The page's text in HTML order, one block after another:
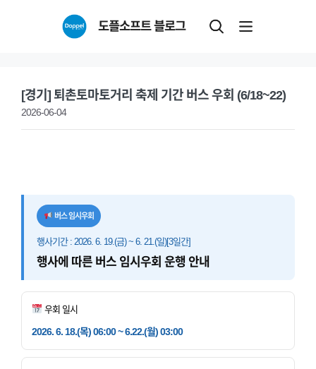
도플소프트 블로그
[경기] 퇴촌토마토거리 축제 기간 버스 우회 (6/18~22)
2026-06-04
버스 임시우회
행사기간 : 2026. 6. 19.(금) ~ 6. 21.(일)[3일간]
행사에 따른 버스 임시우회 운행 안내
우회 일시
2026. 6. 18.(목) 06:00 ~ 6.22.(월) 03:00